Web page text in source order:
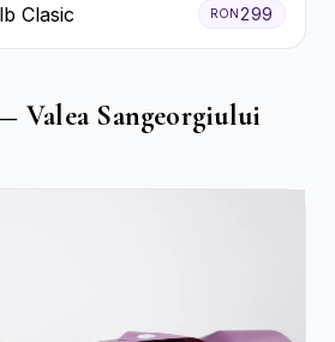
Clasic RON299
Valea Sangeorgiului